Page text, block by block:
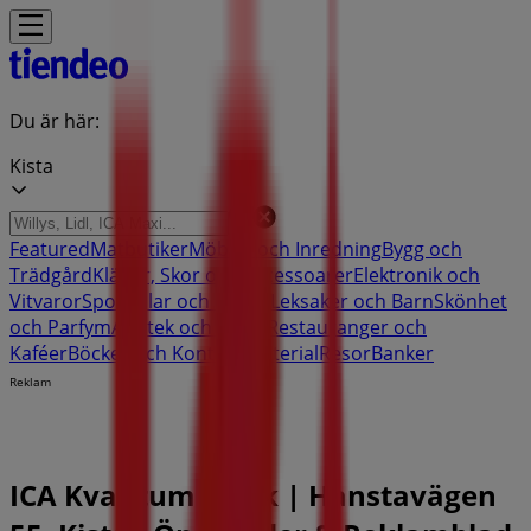
Du är här:
Kista
FeaturedMatbutikerMöbler och InredningBygg och
TrädgårdKläder, Skor och AccessoarerElektronik och
VitvarorSport Bilar och Motor Leksaker och BarnSkönhet
och ParfymApotek och Hälsa
Restauranger och
KaféerBöcker och KontorsmaterialResorBanker
Reklam
ICA Kvantum Butik | Hanstavägen